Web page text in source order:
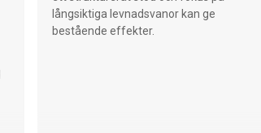
långsiktiga levnadsvanor kan ge
bestående effekter.